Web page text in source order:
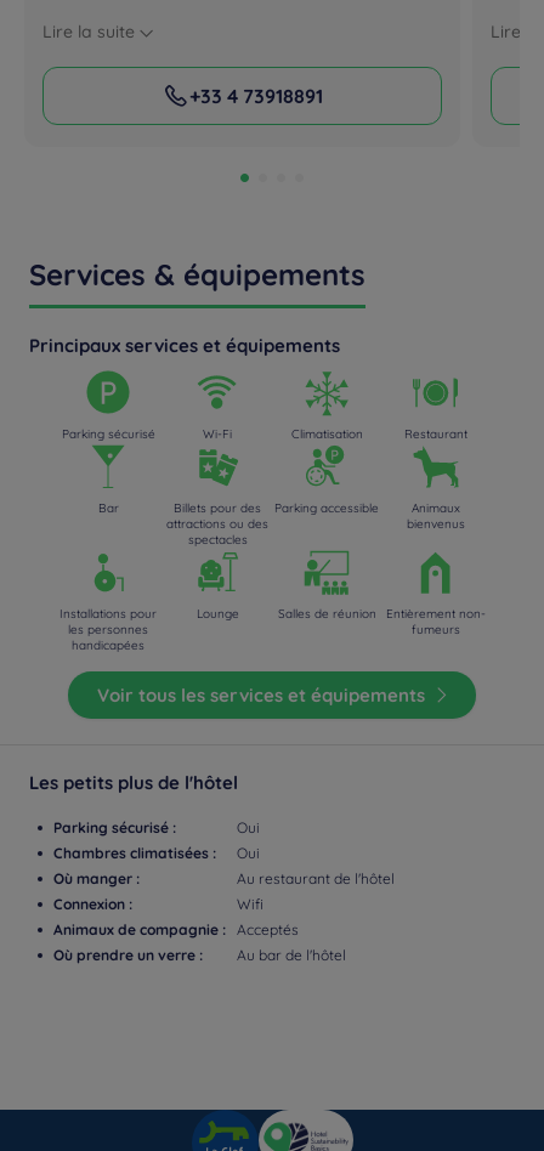
Lire la suite
+33 4 73918891
Lire
Services & équipements
Principaux services et équipements
Parking sécurisé Wi-Fi Climatisation Restaurant
Bar
Billets pour des
attractions ou des
spectacles
Parking accessible
Animaux
bienvenus
Installations pour
les personnes
handicapées
Lounge Salles de réunion
Entièrement non-
fumeurs
Voir tous les services et équipements
Les petits plus de l'hôtel
Parking sécurisé :
Oui
Chambres climatisées :
Oui
Où manger :
Au restaurant de l'hôtel
Connexion :
Wifi
Animaux de compagnie : Acceptés
Où prendre un verre :
Au bar de l'hôtel